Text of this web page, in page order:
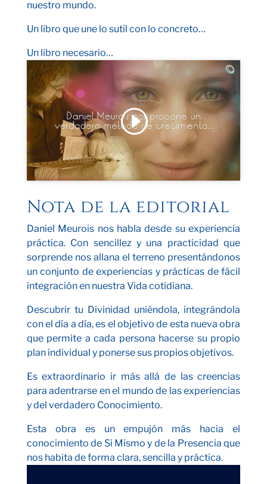
nuestro mundo.
Un libro que une lo sutil con lo concreto…
Un libro necesario…
Haz clic para aceptar cookies de marketing
y permitir este contenido
Nota de la editorial
Daniel Meurois nos habla desde su experiencia
práctica. Con sencillez y una practicidad que
sorprende nos allana el terreno presentándonos
un conjunto de experiencias y prácticas de fácil
integración en nuestra Vida cotidiana.
Descubrir tu Divinidad uniéndola, integrándola
con el día a día, es el objetivo de esta nueva obra
que permite a cada persona hacerse su propio
plan individual y ponerse sus propios objetivos.
Es extraordinario ir más allá de las creencias
para adentrarse en el mundo de las experiencias
y del verdadero Conocimiento.
Esta obra es un empujón más hacia el
conocimiento de Si Mismo y de la Presencia que
nos habita de forma clara, sencilla y práctica.